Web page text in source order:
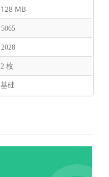
128 MB
5065
2028
2 枚
基础